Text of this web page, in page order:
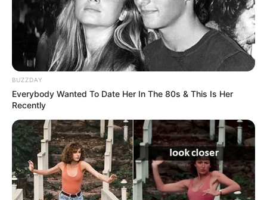
BUZZDAY
Everybody Wanted To Date Her In The 80s & This Is Her
Recently